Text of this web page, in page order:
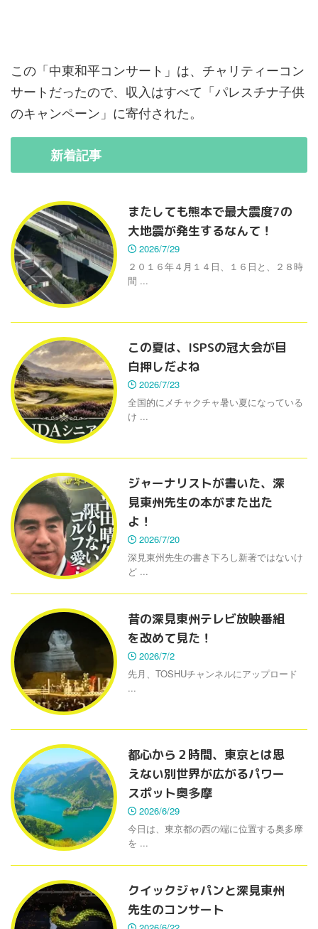
この「中東和平コンサート」は、チャリティーコン
サートだったので、収入はすべて「パレスチナ子供
のキャンペーン」に寄付された。
新着記事
またしても熊本で最大震度7の
大地震が発生するなんて！
2026/7/29
２０１６年４月１４日、１６日と、２８時
間 ...
この夏は、ISPSの冠大会が目
白押しだよね
2026/7/23
全国的にメチャクチャ暑い夏になっている
け ...
ジャーナリストが書いた、深
見東州先生の本がまた出た
よ！
2026/7/20
深見東州先生の書き下ろし新著ではないけ
ど ...
昔の深見東州テレビ放映番組
を改めて見た！
2026/7/2
先月、TOSHUチャンネルにアップロード
...
都心から２時間、東京とは思
えない別世界が広がるパワー
スポット奥多摩
2026/6/29
今日は、東京都の西の端に位置する奥多摩
を ...
クイックジャパンと深見東州
先生のコンサート